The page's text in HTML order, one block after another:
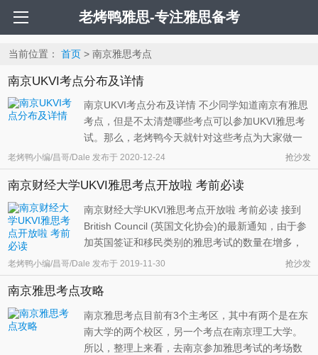
老烤鸭雅思-专注雅思备考
当前位置： 首页> 南京雅思考点
南京UKVI考点分布及详情
南京UKVI考点分布及详情 不少同学知道南京有雅思
考点，但是不太清楚哪些考点可以参加UKVI雅思考
试。那么，老烤鸭今天就针对这些考点为大家做一
个整理，希望可以让大家更了解这些考点也方便大
家报考。 就目前的官方考点安排情况来看，整个南
京地区拥有三个能够举办IELTS for UKVI的考点，分
别位于如下三个校址（点击查看 ...
老烤鸭小编/昌哥/Dale 发布于 2020-12-24 抢沙发
南京财经大学UKVI雅思考点开放啦 考前必读
南京财经大学UKVI雅思考点开放啦 考前必读 接到
British Council (英国文化协会)的最新通知，由于参
加英国签证和移民类别的雅思考试的数量在增多，
为了满足这一类考生们的需求，官方特意在南京财
经大学新添了UKVI雅思考点。 老烤鸭雅思小编认为
这无疑对生活在南京或者江苏地区乃至周边省份的
老烤鸭小编/昌哥/Dale 发布于 2019-11-30 抢沙发
南京雅思考点攻略
南京雅思考点目前有3个主考区，其中有两个是在东
南大学的两个校区，另一个考点在南京理工大学。
所以，整理上来看，去南京参加雅思考试的考场数